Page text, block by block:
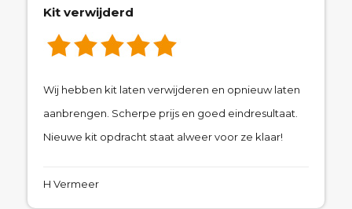
Kit verwijderd
Wij hebben kit laten verwijderen en opnieuw laten
aanbrengen. Scherpe prijs en goed eindresultaat.
Nieuwe kit opdracht staat alweer voor ze klaar!
H Vermeer